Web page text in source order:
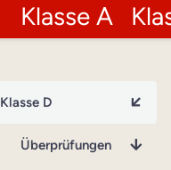
Klasse A
Klasse D
Überprüfungen